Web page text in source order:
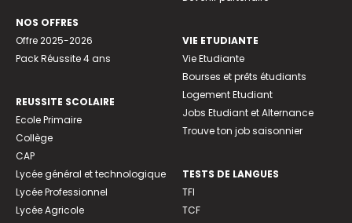
NOS OFFRES
Offre 2025-2026
Pack Réussite 4 ans
REUSSITE SCOLAIRE
Ecole Primaire
Collège
CAP
Lycée général et technologique
Lycée Professionnel
Lycée Agricole
VIE ETUDIANTE
Vie Etudiante
Bourses et prêts étudiants
Logement Etudiant
Jobs Etudiant et Alternance
Trouve ton job saisonnier
TESTS DE LANGUES
TFI
TCF